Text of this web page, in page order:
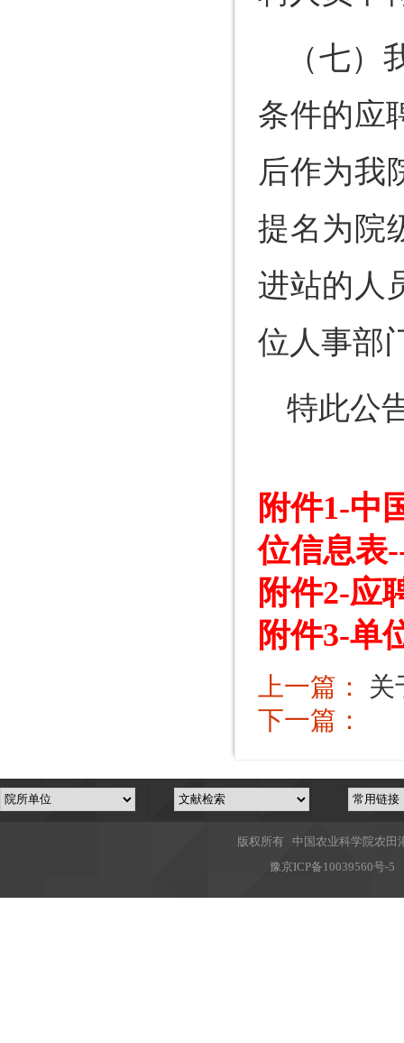
（七
条件的应
后作为我
提名为院
进站的人
位人事部
特此公
附件1-中
位信息表
附件2-应
附件3-单
上一篇： 关
下一篇：
版权所有 中国农业科学院农
豫京ICP备10039560号-5